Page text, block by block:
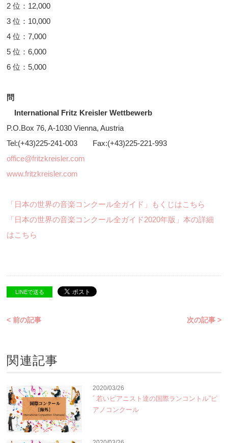
2 位：12,000
3 位：10,000
4 位：7,000
5 位：6,000
6 位：5,000
問
International Fritz Kreisler Wettbewerb
P.O.Box 76, A-1030 Vienna, Austria
Tel:(+43)225-241-003 Fax:(+43)225-221-993
office@fritzkreisler.com
www.fritzkreisler.com
「日本の世界の音楽コンクール全ガイド」もくじはこちら
「日本の世界の音楽コンクール全ガイド2020年版」本の詳細
はこちら
LINEで送る
< 前の記事 次の記事 >
関連記事
2020/03/26
ﾞ若いピアニスト達の国際ランコントル”ピ
アノコンクール